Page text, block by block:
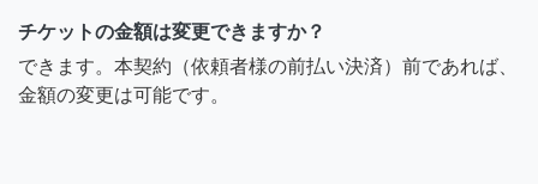
チケットの金額は変更できますか？
できます。本契約（依頼者様の前払い決済）前であれば、
金額の変更は可能です。